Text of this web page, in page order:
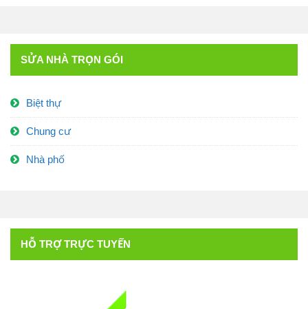
SỬA NHÀ TRỌN GÓI
Biệt thự
Chung cư
Nhà phố
HỖ TRỢ TRỰC TUYẾN